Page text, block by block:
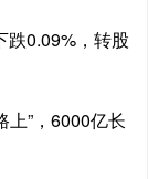
跌0.09%，转股
上”，6000亿长